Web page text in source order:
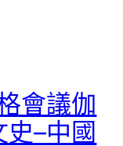
會議伽
–中國